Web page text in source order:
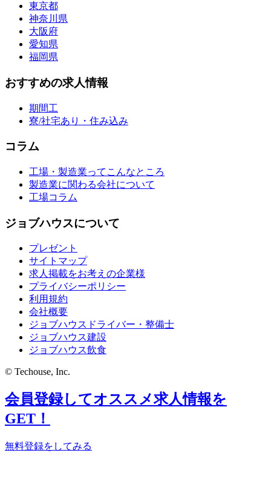
東京都
神奈川県
大阪府
愛知県
福岡県
おすすめの求人情報
期間工
寮/社宅あり・住み込み
コラム
工場・製造業ってこんなところ
製造業に関わる会社について
工場コラム
ジョブハウスについて
プレゼント
サイトマップ
求人掲載をお考えの企業様
プライバシーポリシー
利用規約
会社概要
ジョブハウスドライバー・整備士
ジョブハウス建設
ジョブハウス飲食
© Techouse, Inc.
会員登録してオススメ求人情報を
GET！
無料登録をしてみる